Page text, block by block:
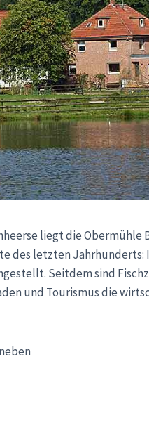
liegt die Obermühle
des letzten
Seitdem sind
und Tourismus die